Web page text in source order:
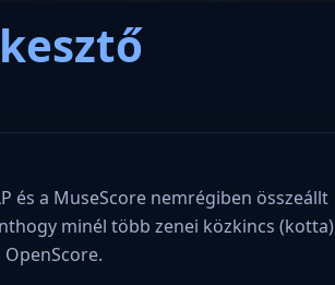
és a MuseScore nemrégiben összeállt
minél több zenei közkincs (kotta)